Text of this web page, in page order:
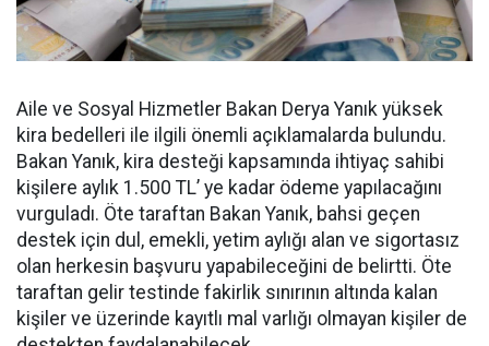
Aile ve Sosyal Hizmetler Bakan Derya Yanık yüksek
kira bedelleri ile ilgili önemli açıklamalarda bulundu.
Bakan Yanık, kira desteği kapsamında ihtiyaç sahibi
kişilere aylık 1.500 TL’ ye kadar ödeme yapılacağını
vurguladı. Öte taraftan Bakan Yanık, bahsi geçen
destek için dul, emekli, yetim aylığı alan ve sigortasız
olan herkesin başvuru yapabileceğini de belirtti. Öte
taraftan gelir testinde fakirlik sınırının altında kalan
kişiler ve üzerinde kayıtlı mal varlığı olmayan kişiler de